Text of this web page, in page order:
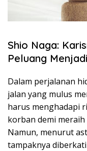
Shio Naga:
Peluang
Dalam perjalanan
jalan yang mulus
harus menghadapi
korban demi
Namun, menurut
tampaknya